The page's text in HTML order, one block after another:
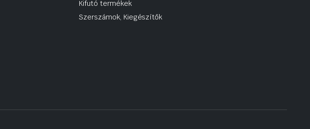
Kifutó termékek
Szerszámok, Kiegészítők